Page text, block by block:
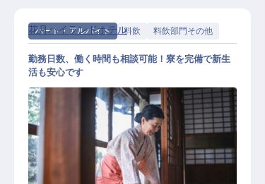
パート・アルバイト 料飲 料飲部門その他
花月ハイランドホテル
勤務日数、働く時間も相談可能！寮を完備で新生
活も安心です